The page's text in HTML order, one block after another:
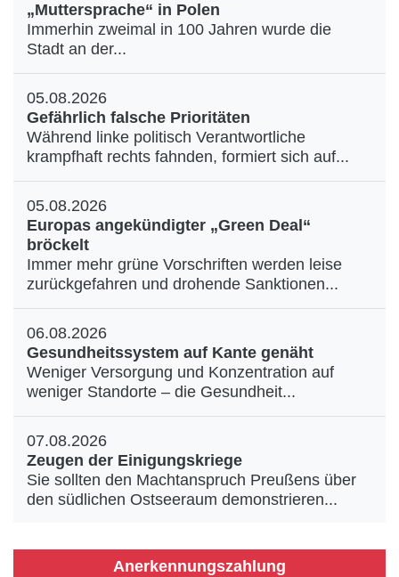
„Muttersprache“ in Polen
Immerhin zweimal in 100 Jahren wurde die
Stadt an der...
05.08.2026
Gefährlich falsche Prioritäten
Während linke politisch Verantwortliche
krampfhaft rechts fahnden, formiert sich auf...
05.08.2026
Europas angekündigter „Green Deal“
bröckelt
Immer mehr grüne Vorschriften werden leise
zurückgefahren und drohende Sanktionen...
06.08.2026
Gesundheitssystem auf Kante genäht
Weniger Versorgung und Konzentration auf
weniger Standorte – die Gesundheit...
07.08.2026
Zeugen der Einigungskriege
Sie sollten den Machtanspruch Preußens über
den südlichen Ostseeraum demonstrieren...
Anerkennungszahlung